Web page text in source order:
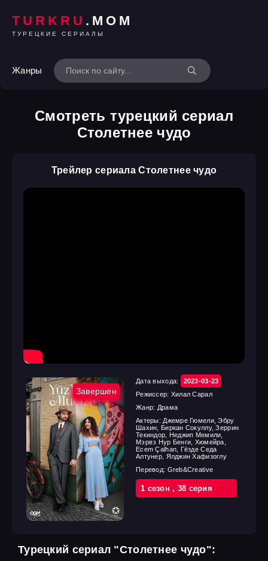
TURKRU .MOM
ТУРЕЦКИЕ СЕРИАЛЫ
Жанры
Смотреть турецкий сериал
Столетнее чудо
Трейлер сериала Столетнее чудо
Завершен
Дата выхода:
2023-03-23
Режиссер: Хилал Сарал
Жанр: Драма
Актеры: Джемре Гюмели, Эбру
Шахин, Биркан Сокуллу, Зеррин
Текиндор, Неджип Мемили,
Мэрвэ Нур Бенги, Хюмейра,
Ecem Çalhan, Гёзде Седа
Алтунер, Ялджин Хафизоглу
Перевод: Greb&Creative
1 cезон, 38 cерия
Турецкий сериал "Столетнее чудо":